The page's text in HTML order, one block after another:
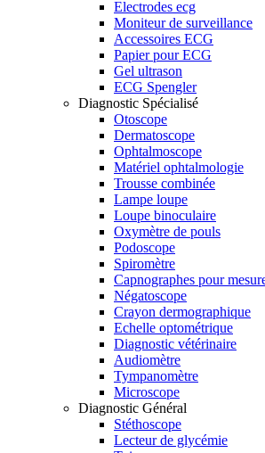
Electrodes ecg
Moniteur de surveillance
Accessoires ECG
Papier pour ECG
Gel ultrason
ECG Spengler
Diagnostic Spécialisé
Otoscope
Dermatoscope
Ophtalmoscope
Matériel ophtalmologie
Trousse combinée
Lampe loupe
Loupe binoculaire
Oxymètre de pouls
Podoscope
Spiromètre
Capnographes pour
Négatoscope
Crayon dermographique
Echelle optométrique
Diagnostic vétérinaire
Audiomètre
Tympanomètre
Microscope
Diagnostic Général
Stéthoscope
Lecteur de glycémie